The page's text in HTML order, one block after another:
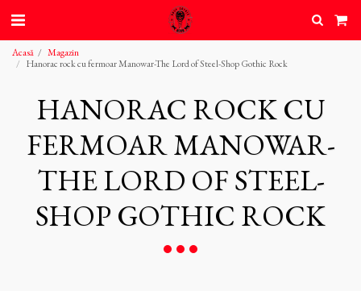
Acasă
Magazin
Hanorac rock cu fermoar Manowar-The Lord of Steel-Shop Gothic Rock
HANORAC ROCK CU
FERMOAR MANOWAR-
THE LORD OF STEEL-
SHOP GOTHIC ROCK